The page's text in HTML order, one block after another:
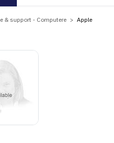
& support - Computere Apple